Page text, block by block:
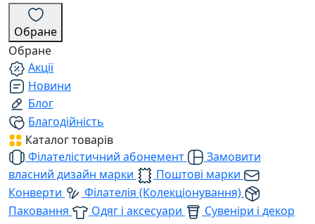
Обране
Обране
Акції
Новини
Блог
Благодійність
Каталог товарів
Філателістичний абонемент
Замовити
власний дизайн марки
Поштові марки
Конверти
Філателія (Колекціонування)
Паковання
Одяг і аксесуари
Сувеніри і декор